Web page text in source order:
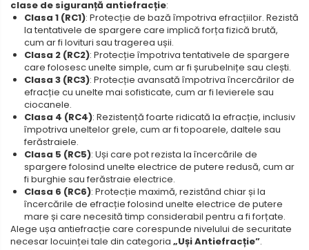
clase de siguranță antiefracție:
Clasa 1 (RC1): Protecție de bază împotriva efracțiilor. Rezistă
la tentativele de spargere care implică forța fizică brută,
cum ar fi lovituri sau tragerea ușii.
Clasa 2 (RC2): Protecție împotriva tentativele de spargere
care folosesc unelte simple, cum ar fi șurubelnițe sau clești.
Clasa 3 (RC3): Protecție avansată împotriva încercărilor de
efracție cu unelte mai sofisticate, cum ar fi levierele sau
ciocanele.
Clasa 4 (RC4): Rezistență foarte ridicată la efracție, inclusiv
împotriva uneltelor grele, cum ar fi topoarele, daltele sau
ferăstraiele.
Clasa 5 (RC5): Uși care pot rezista la încercările de
spargere folosind unelte electrice de putere redusă, cum ar
fi burghie sau ferăstraie electrice.
Clasa 6 (RC6): Protecție maximă, rezistând chiar și la
încercările de efracție folosind unelte electrice de putere
mare și care necesită timp considerabil pentru a fi forțate.
Alege ușa antiefracție care corespunde nivelului de securitate
necesar locuinței tale din categoria „Uși Antiefracție”.